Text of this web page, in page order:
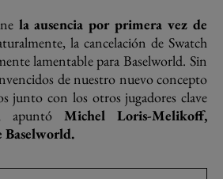
la ausencia por primera vez de
la cancelación de Swatch
lamentable para Baselworld. Sin
de nuestro nuevo concepto
junto con los otros jugadores clave
apuntó Michel Loris-Melikoff,
Baselworld.